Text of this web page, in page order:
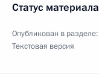
Статус материала
Опубликован в разделе:
Текстовая версия